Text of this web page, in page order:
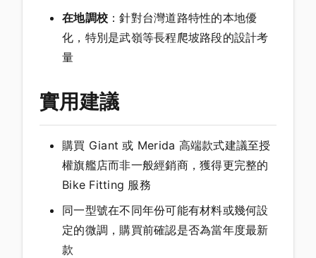
在地調校 ：針對台灣道路特性的本地優
化，特別是武嶺等長程爬坡路段的設計考
量
實用建議
購買 Giant 或 Merida 高端款式建議至授
權旗艦店而非一般經銷商，獲得更完整的
Bike Fitting 服務
同一型號在不同年份可能有材料或幾何設
定的微調，購買前確認是否為當年度最新
款